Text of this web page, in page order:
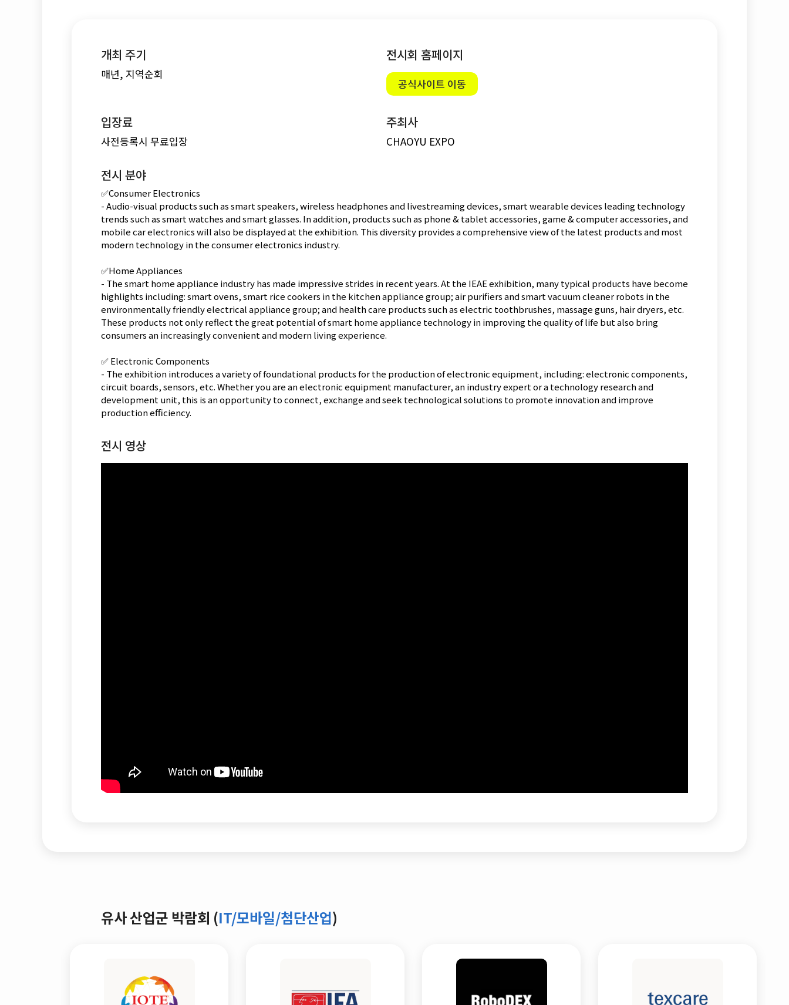
개최 주기
매년, 지역순회
전시회 홈페이지
공식사이트 이동
입장료
사전등록시 무료입장
주최사
CHAOYU EXPO
전시 분야
✅Consumer Electronics
- Audio-visual products such as smart speakers, wireless headphones and livestreaming devices, smart wearable devices leading technology
trends such as smart watches and smart glasses. In addition, products such as phone & tablet accessories, game & computer accessories, and
mobile car electronics will also be displayed at the exhibition. This diversity provides a comprehensive view of the latest products and most
modern technology in the consumer electronics industry.
✅Home Appliances
- The smart home appliance industry has made impressive strides in recent years. At the IEAE exhibition, many typical products have become
highlights including: smart ovens, smart rice cookers in the kitchen appliance group; air purifiers and smart vacuum cleaner robots in the
environmentally friendly electrical appliance group; and health care products such as electric toothbrushes, massage guns, hair dryers, etc.
These products not only reflect the great potential of smart home appliance technology in improving the quality of life but also bring
consumers an increasingly convenient and modern living experience.
✅ Electronic Components
- The exhibition introduces a variety of foundational products for the production of electronic equipment, including: electronic components,
circuit boards, sensors, etc. Whether you are an electronic equipment manufacturer, an industry expert or a technology research and
development unit, this is an opportunity to connect, exchange and seek technological solutions to promote innovation and improve
production efficiency.
전시 영상
유사 산업군 박람회 (IT/모바일/첨단산업)